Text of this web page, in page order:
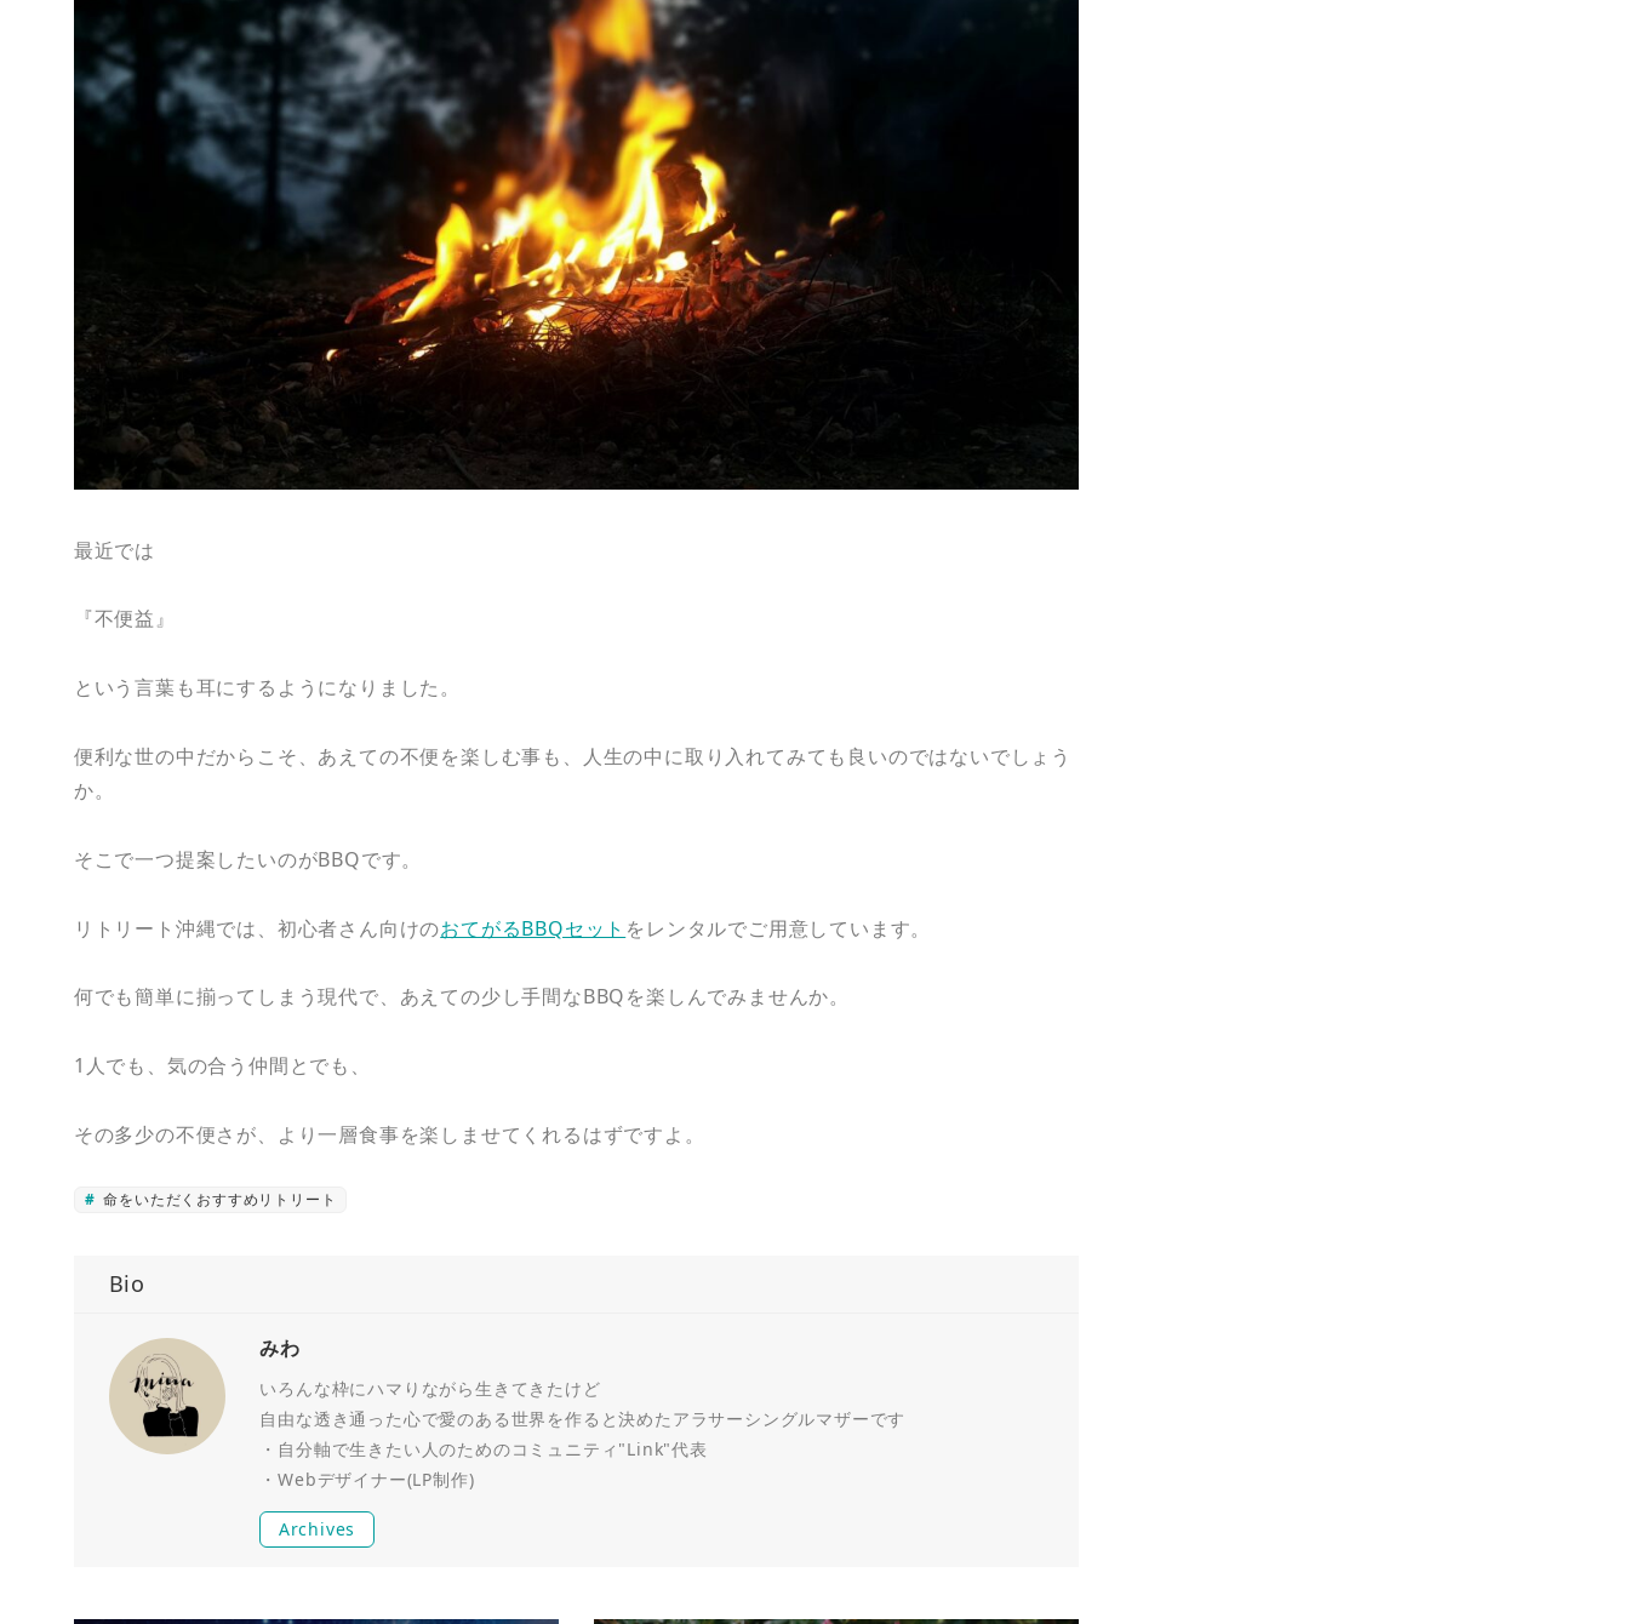
最近では
『不便益』
という言葉も耳にするようになりました。
便利な世の中だからこそ、あえての不便を楽しむ事も、人生の中に取り入れてみても良いのではないでしょう
か。
そこで一つ提案したいのがBBQです。
リトリート沖縄では、初心者さん向けのおてがるBBQセット をレンタルでご用意しています。
何でも簡単に揃ってしまう現代で、あえての少し手間なBBQを楽しんでみませんか。
1人でも、気の合う仲間とでも、
その多少の不便さが、より一層食事を楽しませてくれるはずですよ。
命をいただくおすすめリトリート
Bio
みわ
いろんな枠にハマりながら生きてきたけど
自由な透き通った心で愛のある世界を作ると決めたアラサーシングルマザーです
・自分軸で生きたい人のためのコミュニティ"Link"代表
・Webデザイナー(LP制作)
Archives